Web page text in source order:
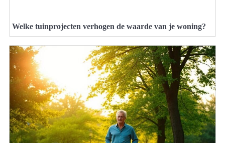
Welke tuinprojecten verhogen de waarde van je woning?